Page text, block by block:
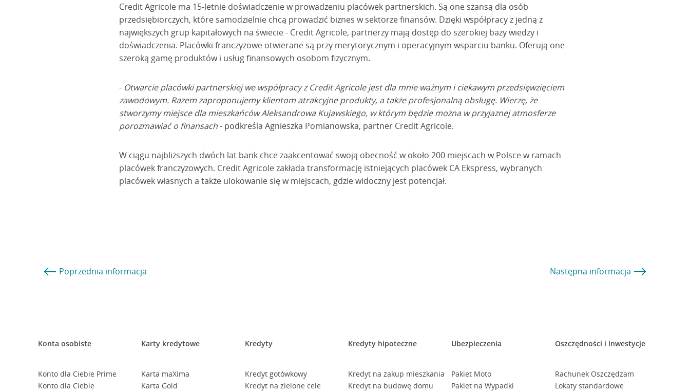
Credit Agricole ma 15-letnie doświadczenie w prowadzeniu placówek partnerskich. Są one szansą dla osób
przedsiębiorczych, które samodzielnie chcą prowadzić biznes w sektorze finansów. Dzięki współpracy z jedną z
największych grup kapitałowych na świecie - Credit Agricole, partnerzy mają dostęp do szerokiej bazy wiedzy i
doświadczenia. Placówki franczyzowe otwierane są przy merytorycznym i operacyjnym wsparciu banku. Oferują one
szeroką gamę produktów i usług finansowych osobom fizycznym.
- Otwarcie placówki partnerskiej we współpracy z Credit Agricole jest dla mnie ważnym i ciekawym przedsięwzięciem
zawodowym. Razem zaproponujemy klientom atrakcyjne produkty, a także profesjonalną obsługę. Wierzę, że
stworzymy miejsce dla mieszkańców Aleksandrowa Kujawskiego, w którym będzie można w przyjaznej atmosferze
porozmawiać o finansach- podkreśla Agnieszka Pomianowska, partner Credit Agricole.
W ciągu najbliższych dwóch lat bank chce zaakcentować swoją obecność w około 200 miejscach w Polsce w ramach
placówek franczyzowych. Credit Agricole zakłada transformację istniejących placówek CA Ekspress, wybranych
placówek własnych a także ulokowanie się w miejscach, gdzie widoczny jest potencjał.
Poprzednia informacja Następna informacja
Konta osobiste
Konto dla Ciebie Prime
Konto dla Ciebie
Karty kredytowe
Karta maXima
Karta Gold
Kredyty
Kredyt gotówkowy
Kredyt na zielone cele
Kredyty hipoteczne
Kredyt na zakup mieszkania
Kredyt na budowę domu
Ubezpieczenia
Pakiet Moto
Pakiet na Wypadki
Oszczędności i inwestycje
Rachunek Oszczędzam
Lokaty standardowe